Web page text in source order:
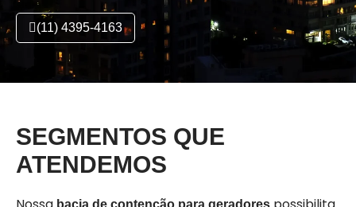
(11) 4395-4163
SEGMENTOS QUE
ATENDEMOS
bacia de contenção para geradores